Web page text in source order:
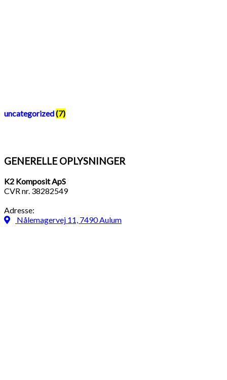
uncategorized(7)
GENERELLE OPLYSNINGER
K2 Komposit ApS
CVR nr. 38282549
Adresse:
Nålemagervej 11, 7490 Aulum